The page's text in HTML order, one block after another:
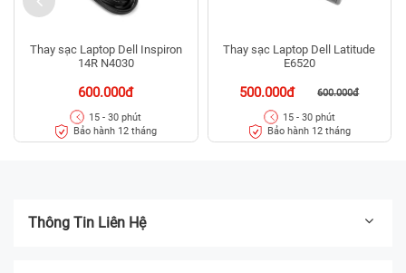
Thay sạc Laptop Dell Inspiron
14R N4030
600.000đ
15 - 30 phút
Bảo hành 12 tháng
Thay sạc Laptop Dell Latitude
E6520
500.000đ 600.000đ
15 - 30 phút
Bảo hành 12 tháng
Thông Tin Liên Hệ